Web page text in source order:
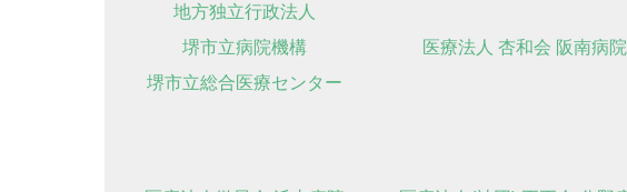
地方独立行政法人
堺市立病院機構
堺市立総合医療センター
医療法人 杏和会 阪南病院